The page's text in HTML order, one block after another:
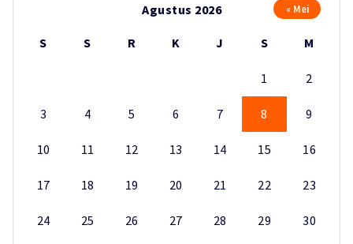
Agustus 2026
S S R K J S M
1 2
3 4 5 6 7 8 9
10 11 12 13 14 15 16
17 18 19 20 21 22 23
24 25 26 27 28 29 30
« Mei